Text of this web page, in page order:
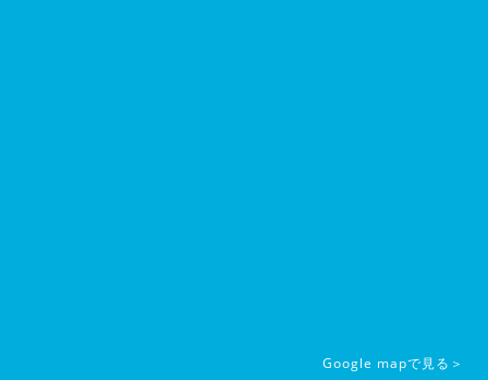
Google mapで見る＞